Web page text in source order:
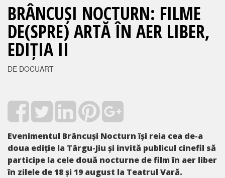
BRÂNCUȘI NOCTURN: FILME
DE(SPRE) ARTĂ ÎN AER LIBER,
EDIȚIA II
DE DOCUART
Evenimentul Brâncuși Nocturn își reia cea de-a
doua ediție la Târgu-Jiu și invită publicul cinefil să
participe la cele două nocturne de film în aer liber
în zilele de 18 și 19 august la Teatrul Vară.